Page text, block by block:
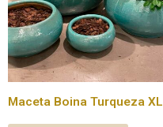
Maceta Boina Turqueza XL